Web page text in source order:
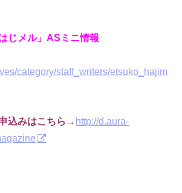
じメル」ASミニ情報
category/staff_writers/etsuko_hajim
込みはこちら→ http://d.aura-